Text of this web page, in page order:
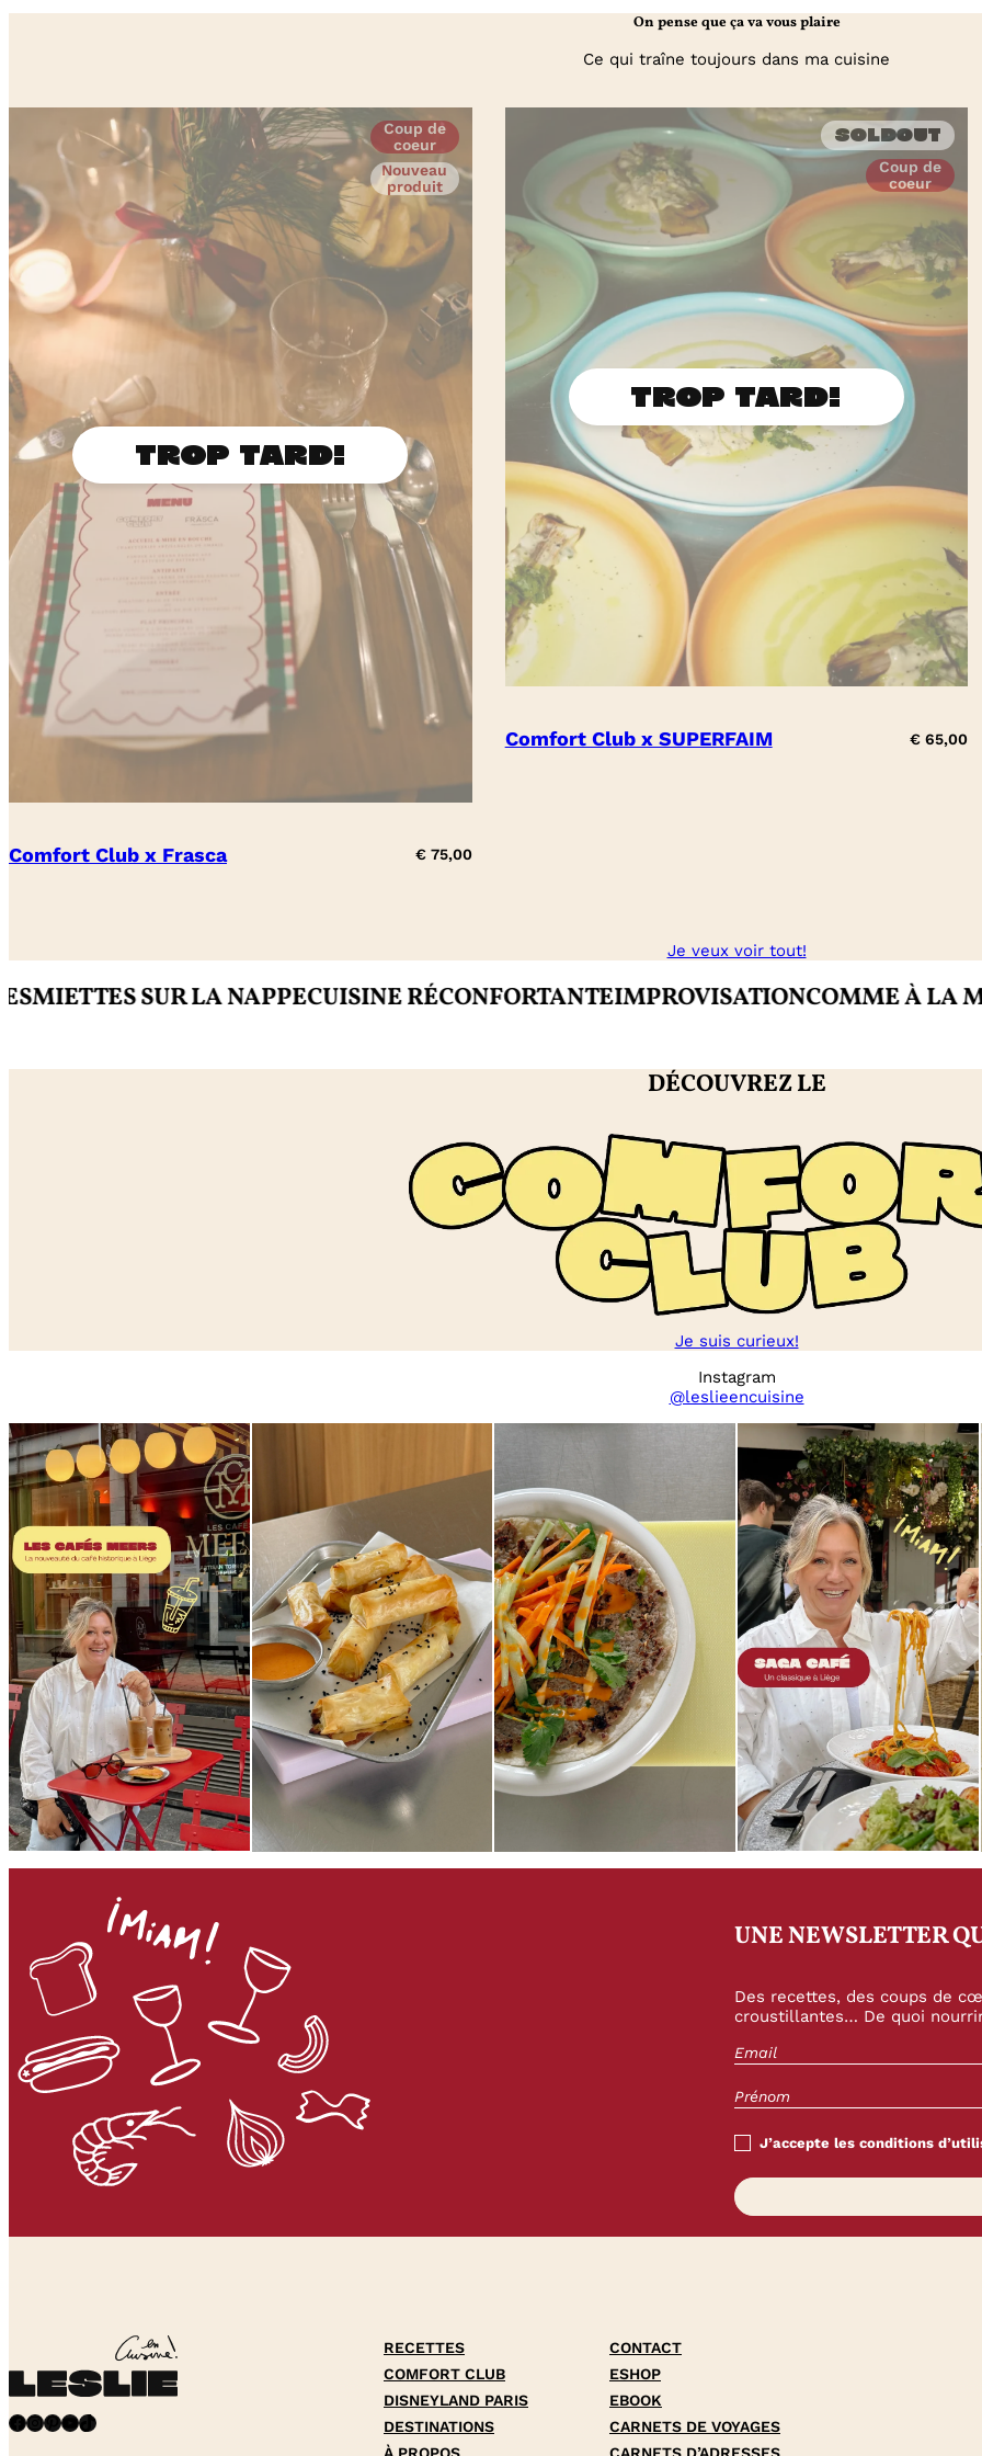
On pense que ça va vous plaire
Ce qui traîne toujours dans ma cuisine
Coup de
coeur
Nouveau
produit
Comfort Club x Frasca €75,00
Soldout
Coup de
coeur
Comfort Club x SUPERFAIM € 65,00
Je veux voir tout!
SUR LA NAPPECUISINE RÉCONFORTANTEIMPROVISATIONCOMME À LA
DÉCOUVREZ LE
Je suis curieux!
Instagram
@leslieencuisine
UNE NEWSLETTER
Des recettes, des coups de
croustillantes… De quoi
J’accepte les conditions
Facebook InstagramPinterest YouTube TikTok
RECETTES
COMFORT CLUB
DISNEYLAND PARIS
DESTINATIONS
À PROPOS
CONTACT
ESHOP
EBOOK
CARNETS DE VOYAGES
CARNETS D’ADRESSES